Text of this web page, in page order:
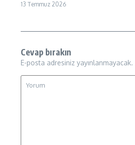
13 Temmuz 2026
Cevap bırakın
E-posta adresiniz yayınlanmayacak.